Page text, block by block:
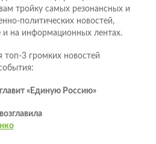
тройку самых резонансных и
политических новостей,
и на информационных лентах.
топ-3 громких новостей
«Единую Россию»